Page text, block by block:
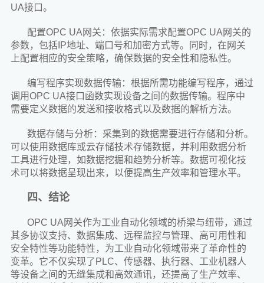
UA接口。
配置OPC UA网关：依据实际需求配置OPC UA网关的
参数，包括IP地址、端口号和加密方式等。同时，在网关
上配置相应的安全策略，确保数据的安全性和隐私性。
编写程序实现数据传输：根据所需功能编写程序，通过
调用OPC UA接口函数实现设备之间的数据传输。程序中
需要定义数据的发送和接收格式以及数据的解析方法。
数据存储与分析：采集到的数据需要进行存储和分析。
可以使用数据库或云存储技术存储数据，并利用数据分析
工具进行处理，如数据挖掘和趋势分析等。数据可视化技
术可以将数据呈现出来，以便提高生产效率和管理水平。
四、结论
OPC UA网关作为工业自动化领域的桥梁与纽带，通过
其多协议支持、数据集成、远程监控与管理、高可用性和
安全特性等功能特性，为工业自动化领域带来了革命性的
变革。它不仅实现了PLC、传感器、执行器、工业机器人
等设备之间的无缝集成和高效通讯，还提高了生产效率、